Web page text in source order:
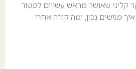
קליני שאושר מראש עשויים לפטור
מגישים נכון, ומה קורה אחרי